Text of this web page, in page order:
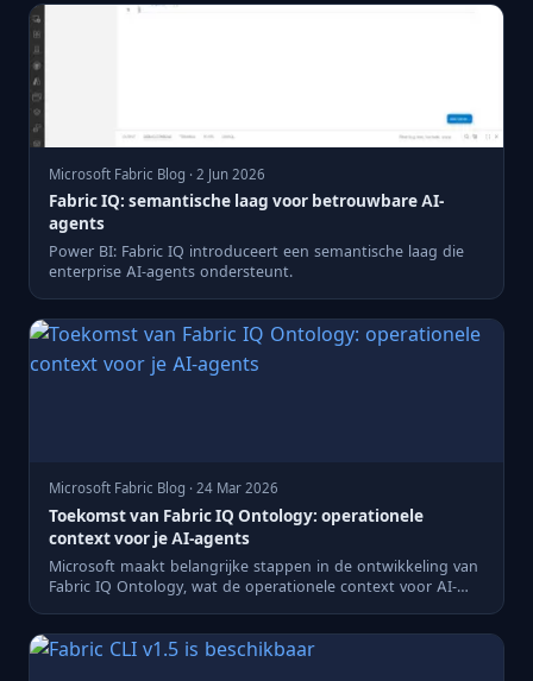
Microsoft Fabric Blog · 2 Jun 2026
Fabric IQ: semantische laag voor betrouwbare AI-
agents
Power BI: Fabric IQ introduceert een semantische laag die
enterprise AI-agents ondersteunt.
Microsoft Fabric Blog · 24 Mar 2026
Toekomst van Fabric IQ Ontology: operationele
context voor je AI-agents
Microsoft maakt belangrijke stappen in de ontwikkeling van
Fabric IQ Ontology, wat de operationele context voor AI-